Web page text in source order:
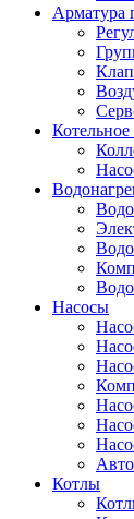
Арматура
Насосы
Котлы